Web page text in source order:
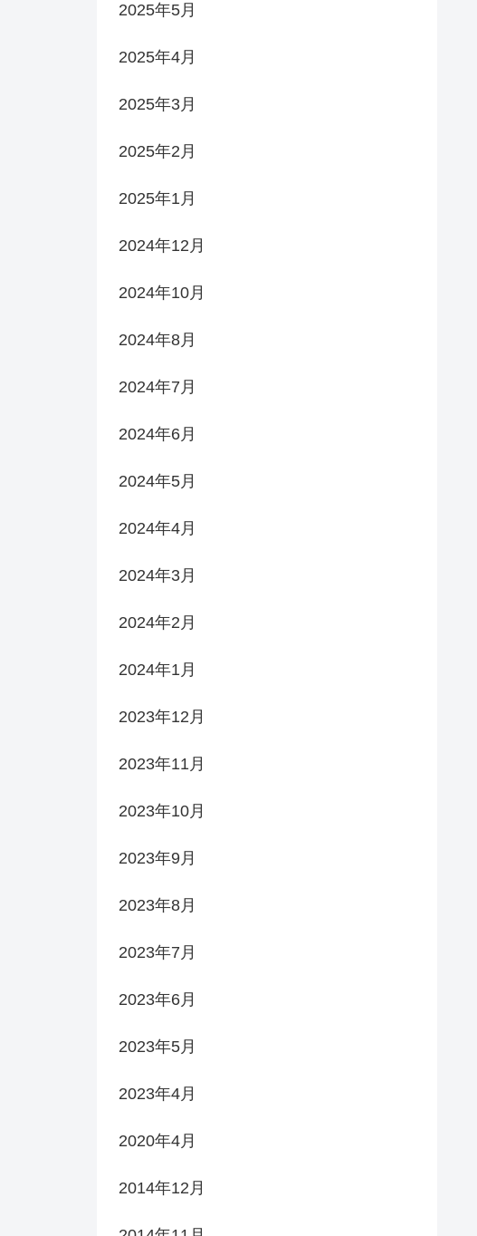
2025年5月
2025年4月
2025年3月
2025年2月
2025年1月
2024年12月
2024年10月
2024年8月
2024年7月
2024年6月
2024年5月
2024年4月
2024年3月
2024年2月
2024年1月
2023年12月
2023年11月
2023年10月
2023年9月
2023年8月
2023年7月
2023年6月
2023年5月
2023年4月
2020年4月
2014年12月